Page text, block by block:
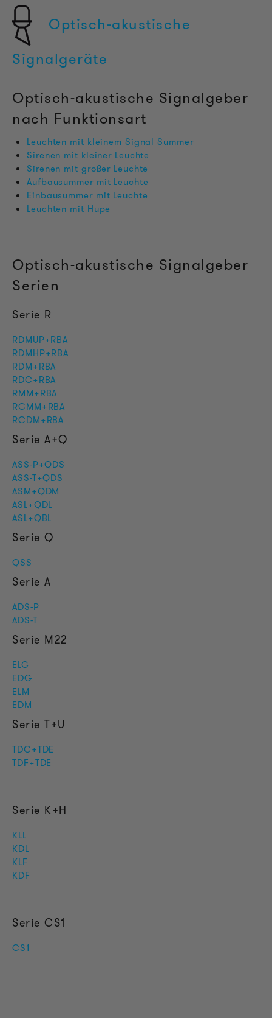
Optisch-akustische
Signalgeräte
Optisch-akustische Signalgeber
nach Funktionsart
Leuchten mit kleinem Signal Summer
Sirenen mit kleiner Leuchte
Sirenen mit großer Leuchte
Aufbausummer mit Leuchte
Einbausummer mit Leuchte
Leuchten mit Hupe
Optisch-akustische Signalgeber
Serien
Serie R
RDMUP+RBA
RDMHP+RBA
RDM+RBA
RDC+RBA
RMM+RBA
RCMM+RBA
RCDM+RBA
Serie A+Q
ASS-P+QDS
ASS-T+QDS
ASM+QDM
ASL+QDL
ASL+QBL
Serie Q
QSS
Serie A
ADS-P
ADS-T
Serie M22
ELG
EDG
ELM
EDM
Serie T+U
TDC+TDE
TDF+TDE
Serie K+H
KLL
KDL
KLF
KDF
Serie CS1
CS1